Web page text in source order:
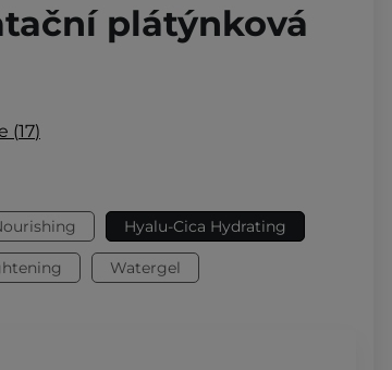
plátýnková
17
Hyalu-Cica Hydrating
Watergel